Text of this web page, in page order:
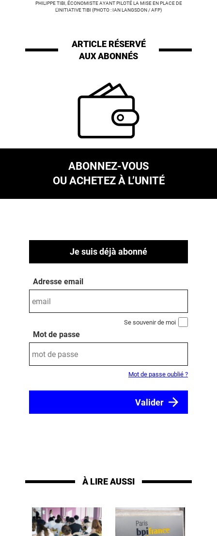
PHILIPPE TIBI, ÉCONOMISTE AYANT PILOTÉ LA MISE EN PLACE DE
L'INITIATIVE TIBI (PHOTO : IAN LANGSDON / AFP)
ARTICLE RÉSERVÉ
AUX ABONNÉS
ABONNEZ-VOUS
OU ACHETEZ À L’UNITÉ
Je suis déjà abonné
Adresse email
Se souvenir de moi
Mot de passe
Mot de passe oublié ?
À LIRE AUSSI